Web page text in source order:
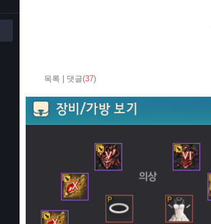
목록 댓글(37)